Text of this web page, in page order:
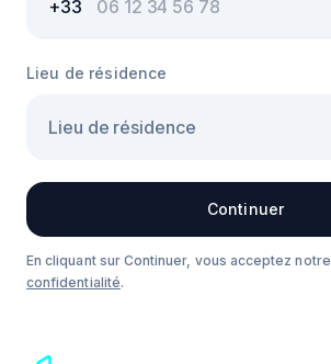
Lieu de résidence
Continuer
En cliquant sur Continuer, vous acceptez notre
confidentialité.